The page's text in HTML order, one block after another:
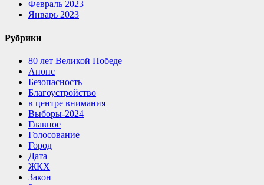
Февраль 2023
Январь 2023
Рубрики
80 лет Великой Победе
Анонс
Безопасность
Благоустройство
в центре внимания
Выборы-2024
Главное
Голосование
Город
Дата
ЖКХ
Закон